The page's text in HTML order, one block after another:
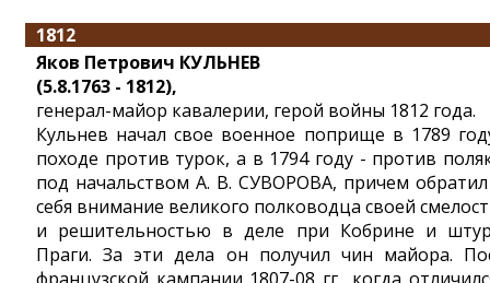
1812
Яков Петрович КУЛЬНЕВ
(5.8.1763 - 1812),
генерал-майор кавалерии, герой войны 1812 года.
Кульнев начал свое военное поприще в 1789
походе против турок, а в 1794 году - против
под начальством А. В. СУВОРОВА, причем
себя внимание великого полководца своей
и решительностью в деле при Кобрине и
Праги. За эти дела он получил чин майора.